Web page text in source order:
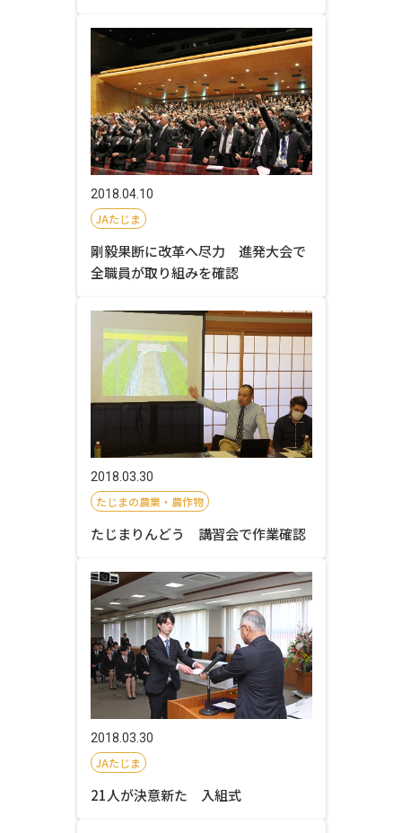
2018.04.10
JAたじま
剛毅果断に改革へ尽力 進発大会で
全職員が取り組みを確認
2018.03.30
たじまの農業・農作物
たじまりんどう 講習会で作業確認
2018.03.30
JAたじま
21人が決意新た 入組式